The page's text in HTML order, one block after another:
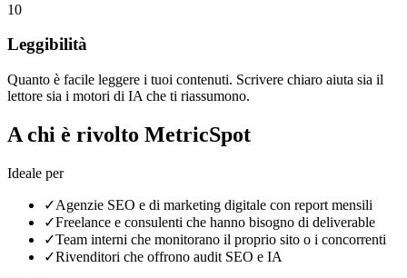
10
Leggibilità
Quanto è facile leggere i tuoi contenuti. Scrivere chiaro aiuta sia il
lettore sia i motori di IA che ti riassumono.
A chi è rivolto MetricSpot
Ideale per
✓Agenzie SEO e di marketing digitale con report mensili
✓Freelance e consulenti che hanno bisogno di deliverable
✓Team interni che monitorano il proprio sito o i concorrenti
✓Rivenditori che offrono audit SEO e IA